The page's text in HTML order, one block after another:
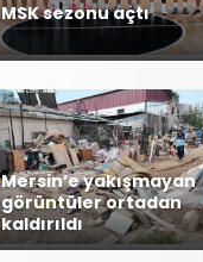
MSK sezonu açtı
Mersin’e yakışmayan
görüntüler ortadan
kaldırıldı